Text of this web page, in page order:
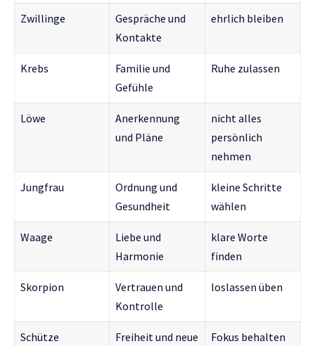
Zwillinge
Gespräche und
Kontakte
ehrlich bleiben
Krebs
Familie und
Gefühle
Ruhe zulassen
Löwe
Anerkennung
und Pläne
nicht alles
persönlich
nehmen
Jungfrau
Ordnung und
Gesundheit
kleine Schritte
wählen
Waage
Liebe und
Harmonie
klare Worte
finden
Skorpion
Vertrauen und
Kontrolle
loslassen üben
Schütze
Freiheit und neue
Fokus behalten